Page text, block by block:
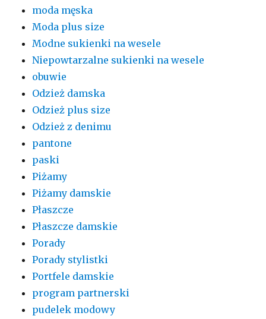
moda męska
Moda plus size
Modne sukienki na wesele
Niepowtarzalne sukienki na wesele
obuwie
Odzież damska
Odzież plus size
Odzież z denimu
pantone
paski
Piżamy
Piżamy damskie
Płaszcze
Płaszcze damskie
Porady
Porady stylistki
Portfele damskie
program partnerski
pudelek modowy